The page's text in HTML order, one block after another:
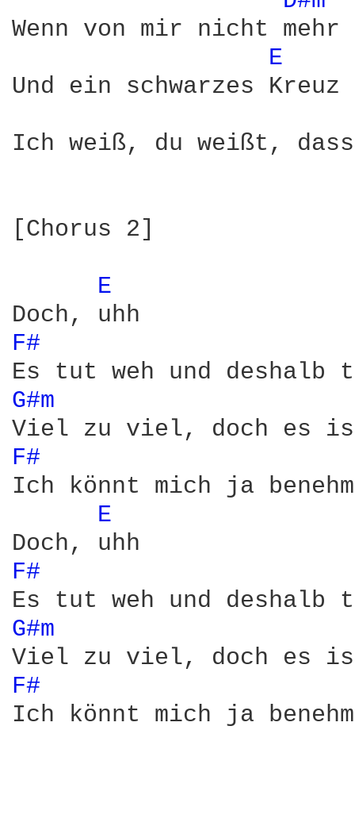
Wenn von mir nicht
E
Und ein schwarzes
Ich weiß, du weißt,
[Chorus 2]
E
F#
G#m
F#
Ich könnt mich ja
E
F#
G#m
F#
Ich könnt mich ja